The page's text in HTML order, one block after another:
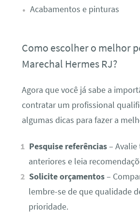
Acabamentos e pinturas
Como escolher o melhor
Marechal Hermes RJ?
Agora que você já sabe a
contratar um profissional
algumas dicas para fazer a
Pesquise referências–
anteriores e leia
Solicite orçamentos–
lembre-se de que qualidade
prioridade.